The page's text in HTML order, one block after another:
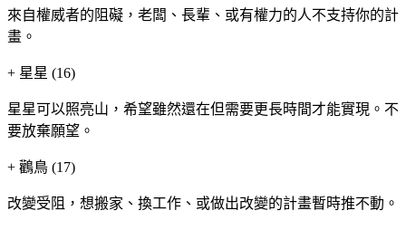
來自權威者的阻礙，老闆、長輩、或有權力的人不支持你的計
畫。
+ 星星 (16)
星星可以照亮山，希望雖然還在但需要更長時間才能實現。不
要放棄願望。
+ 鸛鳥 (17)
改變受阻，想搬家、換工作、或做出改變的計畫暫時推不動。